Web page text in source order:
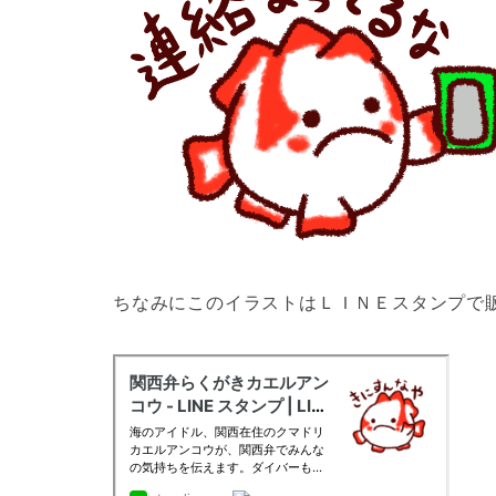
ちなみにこのイラストはＬＩＮＥスタンプで